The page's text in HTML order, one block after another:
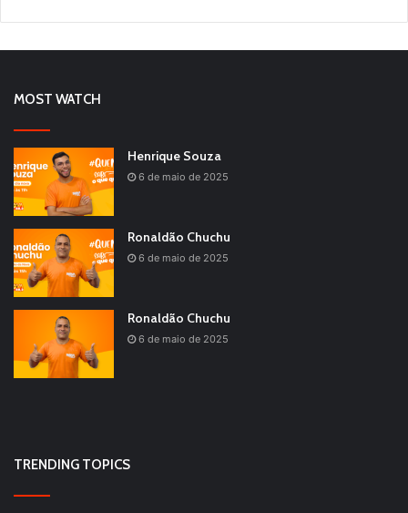
MOST WATCH
Henrique Souza
6 de maio de 2025
Ronaldão Chuchu
6 de maio de 2025
Ronaldão Chuchu
6 de maio de 2025
TRENDING TOPICS